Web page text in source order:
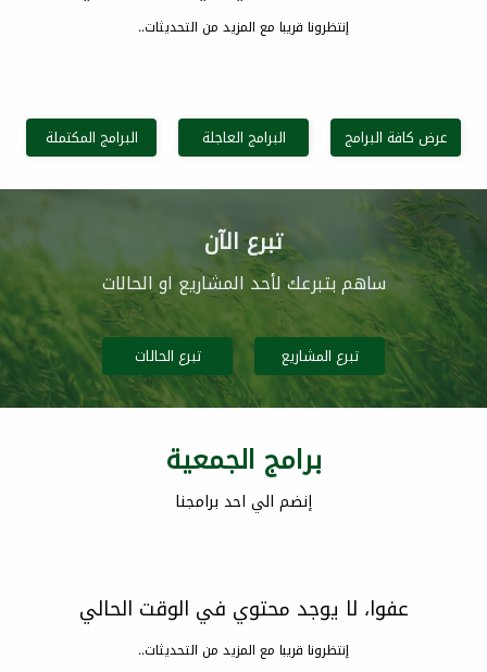
إنتظرونا قريبا مع المزيد من التحديثات..
عرض كافة البرامج البرامج العاجلة البرامج المكتملة
تبرع الآن
ساهم بتبرعك لأحد المشاريع او الحالات
تبرع المشاريع تبرع الحالات
برامج الجمعية
إنضم الي احد برامجنا
عفوا، لا يوجد محتوي في الوقت الحالي
إنتظرونا قريبا مع المزيد من التحديثات..